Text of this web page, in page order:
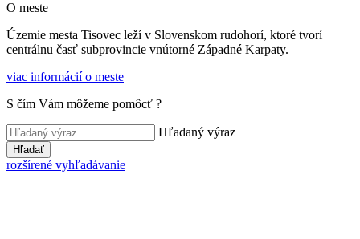
O meste
Územie mesta Tisovec leží v Slovenskom rudohorí, ktoré tvorí
centrálnu časť subprovincie vnútorné Západné Karpaty.
viac informácií o meste
S čím Vám môžeme pomôcť ?
Hľadaný výraz
Hľadať
rozšírené vyhľadávanie